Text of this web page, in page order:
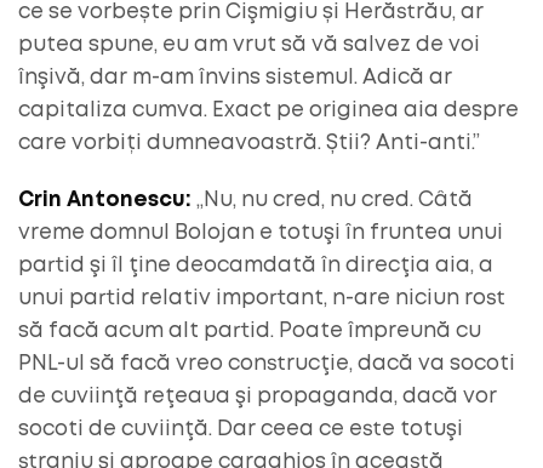
ce se vorbește prin Cişmigiu și Herăstrău, ar
putea spune, eu am vrut să vă salvez de voi
înşivă, dar m-am învins sistemul. Adică ar
capitaliza cumva. Exact pe originea aia despre
care vorbiți dumneavoastră. Știi? Anti-anti.”
Crin Antonescu: „Nu, nu cred, nu cred. Câtă
vreme domnul Bolojan e totuşi în fruntea unui
partid şi îl ţine deocamdată în direcţia aia, a
unui partid relativ important, n-are niciun rost
să facă acum alt partid. Poate împreună cu
PNL-ul să facă vreo construcţie, dacă va socoti
de cuviinţă reţeaua şi propaganda, dacă vor
socoti de cuviinţă. Dar ceea ce este totuşi
straniu şi aproape caraghios în această